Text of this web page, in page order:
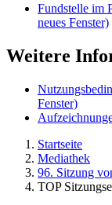
Fundstelle im
neues Fenster)
Weitere
Fenster)
Startseite
Mediathek
96. Sitzung
TOP